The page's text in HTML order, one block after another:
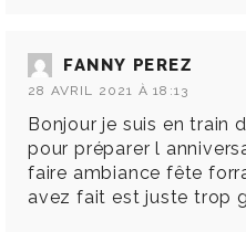
FANNY PEREZ
28 AVRIL 2021 À 18:13
Bonjour je suis en train
pour préparer l
faire ambiance fête
avez fait est juste trop